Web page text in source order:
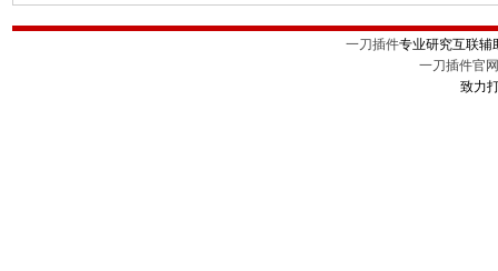
一刀插件专业研究互联辅
一刀插件官网
致力